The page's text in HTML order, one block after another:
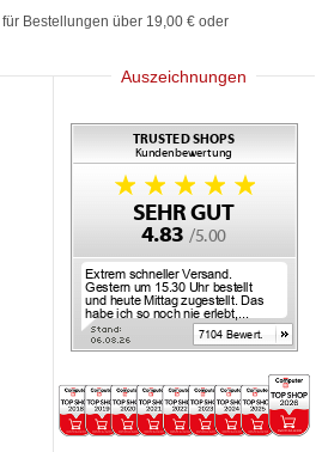
für Bestellungen über 19,00 € oder
Auszeichnungen